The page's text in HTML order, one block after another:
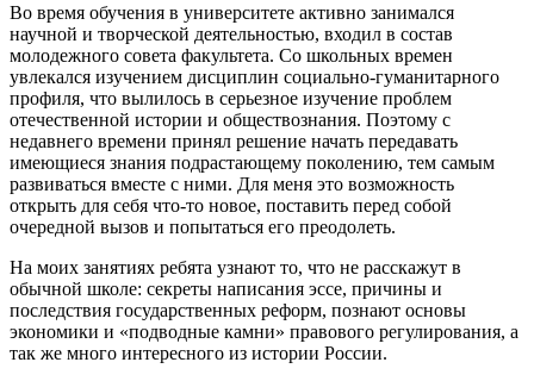
Во время обучения в университете активно занимался
научной и творческой деятельностью, входил в состав
молодежного совета факультета. Со школьных времен
увлекался изучением дисциплин социально-гуманитарного
профиля, что вылилось в серьезное изучение проблем
отечественной истории и обществознания. Поэтому с
недавнего времени принял решение начать передавать
имеющиеся знания подрастающему поколению, тем самым
развиваться вместе с ними. Для меня это возможность
открыть для себя что-то новое, поставить перед собой
очередной вызов и попытаться его преодолеть.
На моих занятиях ребята узнают то, что не расскажут в
обычной школе: секреты написания эссе, причины и
последствия государственных реформ, познают основы
экономики и «подводные камни» правового регулирования, а
так же много интересного из истории России.